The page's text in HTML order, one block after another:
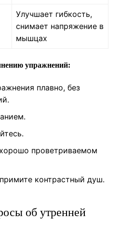
Улучшает гибкость,
снимает напряжение в
мышцах
упражнений:
плавно, без
проветриваемом
контрастный душ.
об утренней